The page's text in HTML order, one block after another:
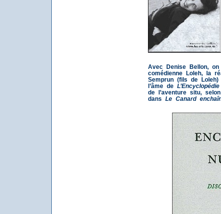
Avec Denise Bellon,
comédienne Loleh, la
Semprun (fils de
l’âme de
de l’aventure situ,
dans Le Canard